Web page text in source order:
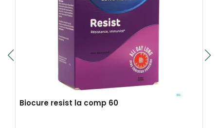
Biocure resist la comp 60